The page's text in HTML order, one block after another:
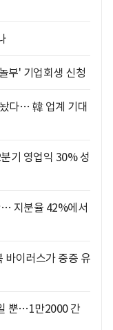
부' 기업회생 신청
다… 韓 업계 기대
기 영업익 30% 성
지분율 42%에서
바이러스가 중증 유
뿐…1만2000 간